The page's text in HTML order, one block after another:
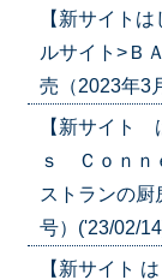
【新サイト
ルサイト>Ｂ
売（2023年3
【新サイト
ｓ Ｃｏｎｎ
ストランの厨
号）('23/02/
【新サイト